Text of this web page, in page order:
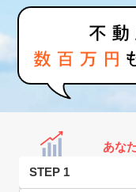
あな
STEP 1
家査定シミュレーター
お問い合わせ